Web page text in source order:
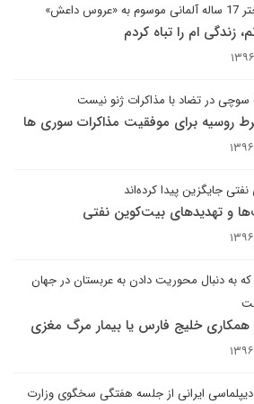
داعش»
زندگی ام را تباه کردم
در تضاد با مذاکرات ژنو نیست
روسیه برای موفقیت مذاکرات سوری ها
نفتی جایگزین پیدا کرده‌اند
و تهدیدهای بیت‌کوین نفتی
به دنبال محوریت دادن به عربستان در جهان
همکاری خلیج فارس یا بیمار مرگ مغزی
ایرانی از جلسه هفتگی سخگوی وزارت